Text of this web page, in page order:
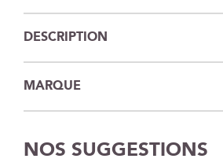
DESCRIPTION
MARQUE
NOS SUGGESTIONS